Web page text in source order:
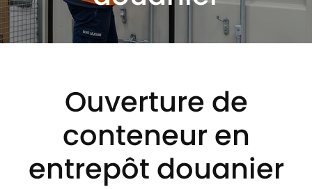
Ouverture de
conteneur en
entrepôt douanier